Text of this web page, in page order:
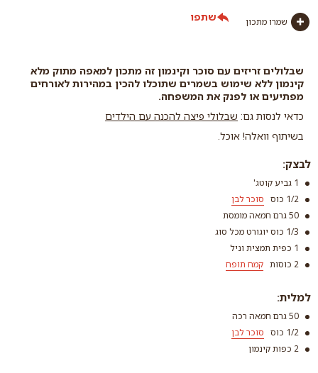
שמרו מתכון שתפו
שבלולים זריזים עם סוכר וקינמון זה מתכון למאפה מתוק מלא
קינמון ללא שימוש בשמרים שתוכלו להכין במהירות לאורחים
מפתיעים או לפנק את המשפחה.
כדאי לנסות גם: שבלולי פיצה להכנה עם הילדים
בשיתוף וואלה! אוכל.
לבצק:
1 גביע קוטג'
1/2 כוס
סוכר לבן
50 גרם חמאה מומסת
1/3 כוס יוגורט מכל סוג
1 כפית תמצית וניל
2 כוסות
קמח תופח
למלית:
50 גרם חמאה רכה
1/2 כוס
סוכר לבן
2 כפות קינמון